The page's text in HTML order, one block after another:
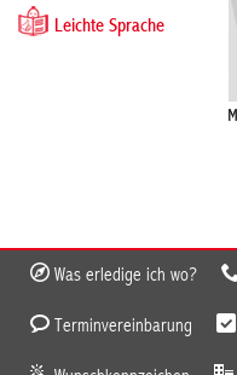
Leichte Sprache
Was erledige ich wo?
Terminvereinbarung